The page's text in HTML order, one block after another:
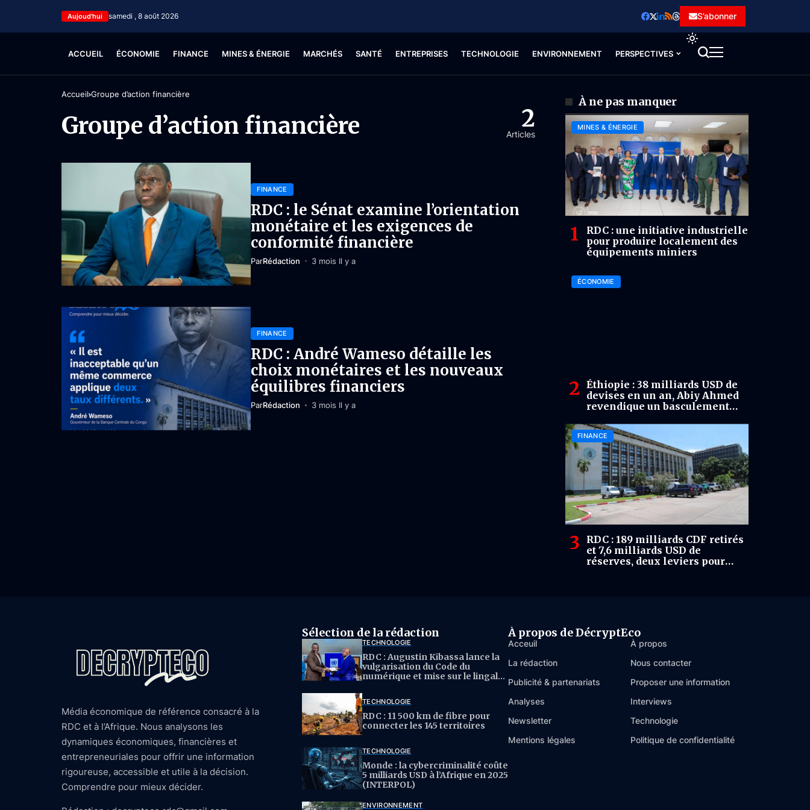
Aujoud'hui samedi , 8 août 2026 S’abonner
ACCUEIL ÉCONOMIE FINANCE MINES & ÉNERGIE MARCHÉS SANTÉ ENTREPRISES TECHNOLOGIE ENVIRONNEMENT PERSPECTIVES
Accueil Groupe d’action financière
Groupe d’action financière 2
Articles
FINANCE
RDC : le Sénat examine l’orientation
monétaire et les exigences de
conformité financière
ParRédaction 3 mois Il y a
FINANCE
RDC : André Wameso détaille les
choix monétaires et les nouveaux
équilibres financiers
ParRédaction 3 mois Il y a
À ne pas manquer
MINES & ÉNERGIE
RDC : une initiative industrielle
pour produire localement des
équipements miniers
ÉCONOMIE
Éthiopie : 38 milliards USD de
devises en un an, Abiy Ahmed
revendique un basculement
FINANCE
RDC : 189 milliards CDF retirés
et 7,6 milliards USD de
réserves, deux leviers pour
Média économique de référence consacré à la
RDC et à l’Afrique. Nous analysons les
dynamiques économiques, financières et
entrepreneuriales pour offrir une information
rigoureuse, accessible et utile à la décision.
Comprendre pour mieux décider.
Sélection de la rédaction
TECHNOLOGIE
RDC : Augustin Kibassa lance la
vulgarisation du Code du
numérique et mise sur le lingala
TECHNOLOGIE
RDC : 11 500 km de fibre pour
connecter les 145 territoires
TECHNOLOGIE
Monde : la cybercriminalité coûte
5 milliards USD à l’Afrique en 2025
(INTERPOL)
ENVIRONNEMENT
À propos de DécryptEco
Acceuil
À propos
La rédaction
Nous contacter
Publicité & partenariats
Proposer une information
Analyses
Interviews
Newsletter
Technologie
Mentions légales
Politique de confidentialité